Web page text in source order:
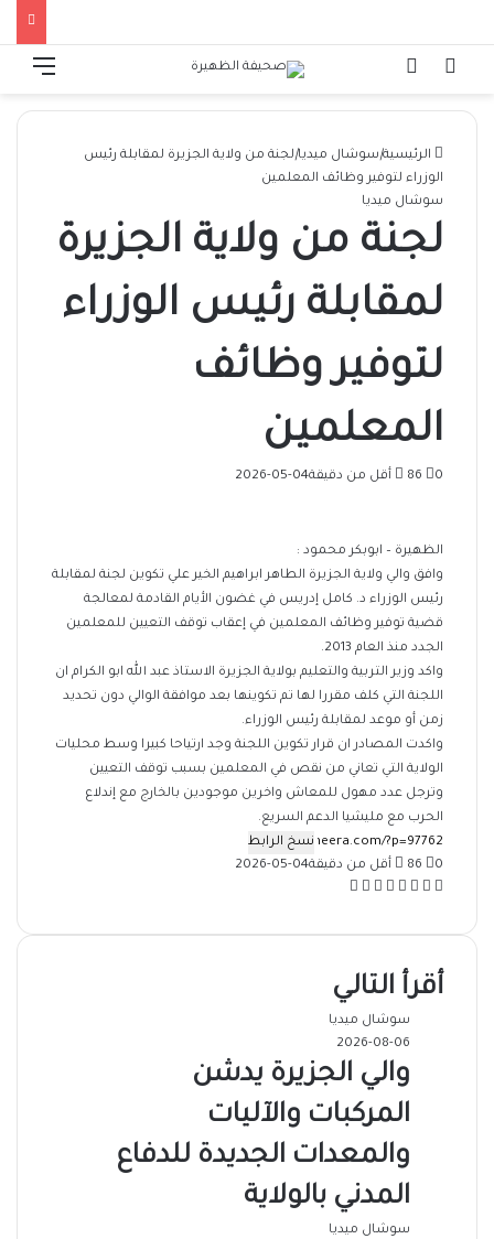
الوضع المظلم
تسجيل الدخول
الرئيسية|سوشال ميديا|لجنة من ولاية الجزيرة لمقابلة رئيس
الوزراء لتوفير وظائف المعلمين
سوشال ميديا
لجنة من ولاية الجزيرة
لمقابلة رئيس الوزراء
لتوفير وظائف
المعلمين
2026-05-04 0 أقل من دقيقة
الظهيرة – ابوبكر محمود :
وافق والي ولاية الجزيرة الطاهر ابراهيم الخير علي تكوين لجنة لمقابلة
رئيس الوزراء د. كامل إدريس في غضون الأيام القادمة لمعالجة
قضية توفير وظائف المعلمين في إعقاب توقف التعيين للمعلمين
الجدد منذ العام 2013.
واكد وزير التربية والتعليم بولاية الجزيرة الاستاذ عبد الله ابو الكرام ان
اللجنة التي كلف مقررا لها تم تكوينها بعد موافقة الوالي دون تحديد
زمن أو موعد لمقابلة رئيس الوزراء.
واكدت المصادر ان قرار تكوين اللجنة وجد ارتياحا كبيرا وسط محليات
الولاية التي تعاني من نقص في المعلمين بسبب توقف التعيين
وترجل عدد مهول للمعاش واخرين موجودين بالخارج مع إندلاع
الحرب مع مليشيا الدعم السريع.
نسخ الرابط
2026-05-04
0
أقل من دقيقة
فيسبوك
‫X ماسنجر
ماسنجر
واتساب
تيلقرام
مشاركة
البريد
أقرأ التالي
سوشال ميديا
2026-08-06
والي الجزيرة يدشن
المركبات والآليات
والمعدات الجديدة للدفاع
المدني بالولاية
سوشال ميديا